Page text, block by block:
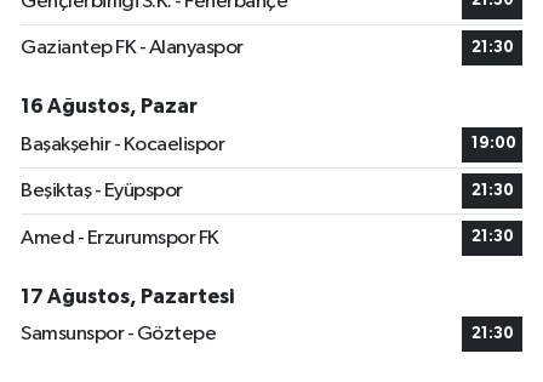
Gaziantep FK - Alanyaspor 21:30
16 Ağustos, Pazar
Başakşehir - Kocaelispor
19:00
Beşiktaş - Eyüpspor 21:30
Amed - Erzurumspor FK 21:30
17 Ağustos, Pazartesi
Samsunspor - Göztepe
21:30